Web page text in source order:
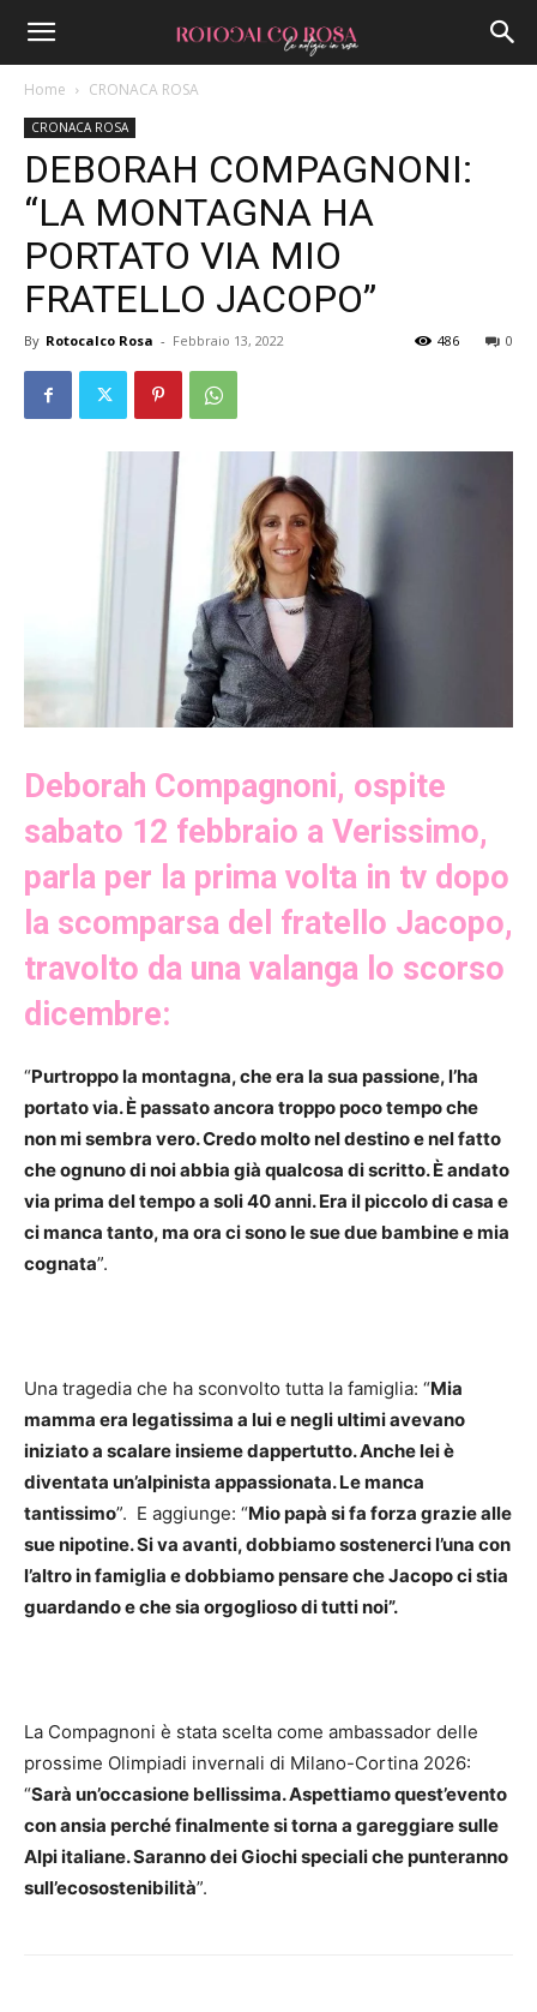
Home CRONACA ROSA
CRONACA ROSA
DEBORAH COMPAGNONI:
“LA MONTAGNA HA
PORTATO VIA MIO
FRATELLO JACOPO”
By Rotocalco Rosa - Febbraio 13, 2022 0
486
Deborah Compagnoni, ospite
sabato 12 febbraio a Verissimo,
parla per la prima volta in tv dopo
la scomparsa del fratello Jacopo,
travolto da una valanga lo scorso
dicembre:
“Purtroppo la montagna, che era la sua passione, l’ha
portato via. È passato ancora troppo poco tempo che
non mi sembra vero. Credo molto nel destino e nel fatto
che ognuno di noi abbia già qualcosa di scritto. È andato
via prima del tempo a soli 40 anni. Era il piccolo di casa e
ci manca tanto, ma ora ci sono le sue due bambine e mia
cognata”.
Una tragedia che ha sconvolto tutta la famiglia: “Mia
mamma era legatissima a lui e negli ultimi avevano
iniziato a scalare insieme dappertutto. Anche lei è
diventata un’alpinista appassionata. Le manca
tantissimo”. E aggiunge: “Mio papà si fa forza grazie alle
sue nipotine. Si va avanti, dobbiamo sostenerci l’una con
l’altro in famiglia e dobbiamo pensare che Jacopo ci stia
guardando e che sia orgoglioso di tutti noi”.
La Compagnoni è stata scelta come ambassador delle
prossime Olimpiadi invernali di Milano-Cortina 2026:
“Sarà un’occasione bellissima. Aspettiamo quest’evento
con ansia perché finalmente si torna a gareggiare sulle
Alpi italiane. Saranno dei Giochi speciali che punteranno
sull’ecosostenibilità”.